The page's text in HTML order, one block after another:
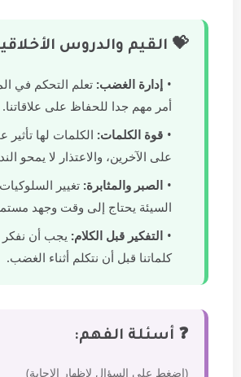
💝 القيم والدروس
إدارة الغضب: تعلم التحكم في
أمر مهم جدا للحفاظ على علاقاتنا.
قوة الكلمات: الكلمات لها تأثير
على الآخرين، والاعتذار لا يمحو
الصبر والمثابرة: تغيير
السيئة يحتاج إلى وقت وجهد
التفكير قبل الكلام: يجب أن نفكر
كلماتنا قبل أن نتكلم أثناء الغضب.
❓ أسئلة الفهم:
(اضغط على السؤال لإظهار الإجابة)